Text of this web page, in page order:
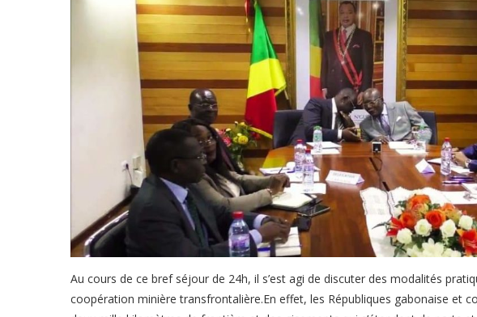
Au cours de ce bref séjour de 24h, il s’est agi de discuter des modalités
coopération minière transfrontalière.En effet, les Républiques gabonaise et